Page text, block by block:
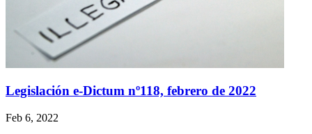
Legislación e-Dictum nº118, febrero de 2022
Feb 6, 2022